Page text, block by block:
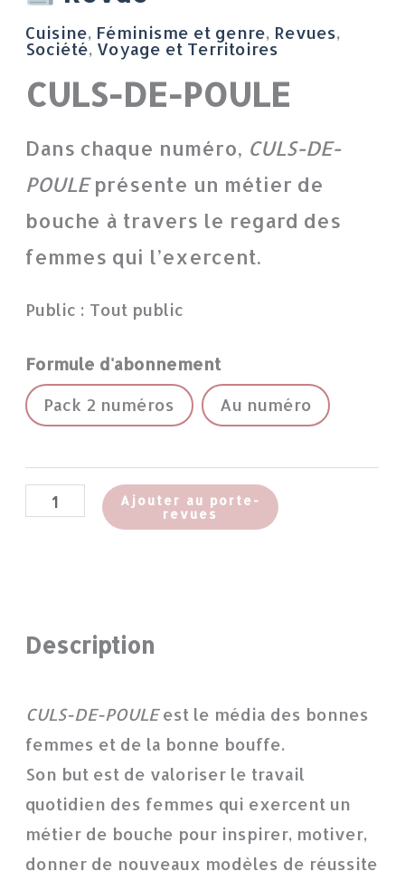
Cuisine, Féminisme et genre, Revues,
Société, Voyage et Territoires
CULS-DE-POULE
Dans chaque numéro, CULS-DE-
POULEprésente un métier de
bouche à travers le regard des
femmes qui l’exercent.
Public : Tout public
Formule d'abonnement
Pack 2 numéros
Au numéro
de
CULS-
POULE
Ajouter au porte-
revues
Description
CULS-DE-POULEest le média des bonnes
femmes et de la bonne bouffe.
Son but est de valoriser le travail
quotidien des femmes qui exercent un
métier de bouche pour inspirer, motiver,
donner de nouveaux modèles de réussite